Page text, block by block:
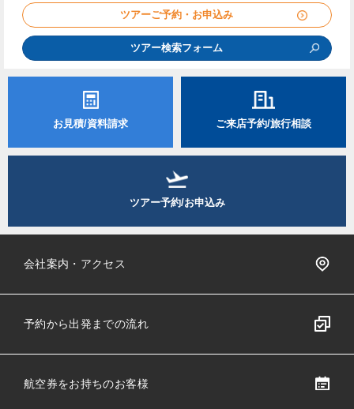
ツアーご予約・お申込み
ツアー検索フォーム
お見積/資料請求 ご来店予約/旅行相談
ツアー予約/お申込み
会社案内・アクセス
予約から出発までの流れ
航空券をお持ちのお客様